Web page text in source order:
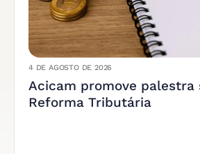
4 DE AGOSTO DE 2026
Acicam promove palestra
Reforma Tributária